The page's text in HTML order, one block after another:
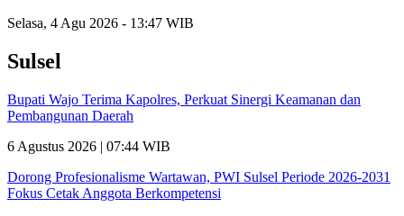
Selasa, 4 Agu 2026 - 13:47 WIB
Sulsel
Bupati Wajo Terima Kapolres, Perkuat Sinergi Keamanan dan
Pembangunan Daerah
6 Agustus 2026 | 07:44 WIB
Dorong Profesionalisme Wartawan, PWI Sulsel Periode 2026-2031
Fokus Cetak Anggota Berkompetensi